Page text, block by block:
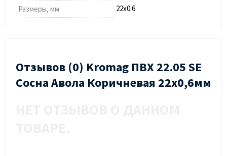
Размеры, мм
22х0.6
Отзывов (0) Kromag ПВХ 22.05 SЕ
Сосна Авола Коричневая 22х0,6мм